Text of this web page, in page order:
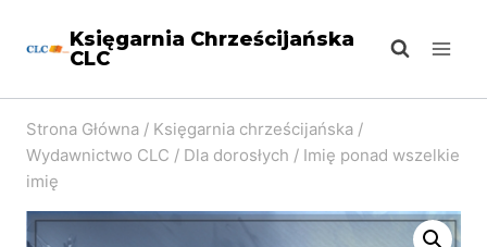
Księgarnia Chrześcijańska
CLC
Strona Główna / Księgarnia chrześcijańska /
Wydawnictwo CLC / Dla dorosłych / Imię ponad wszelkie
imię